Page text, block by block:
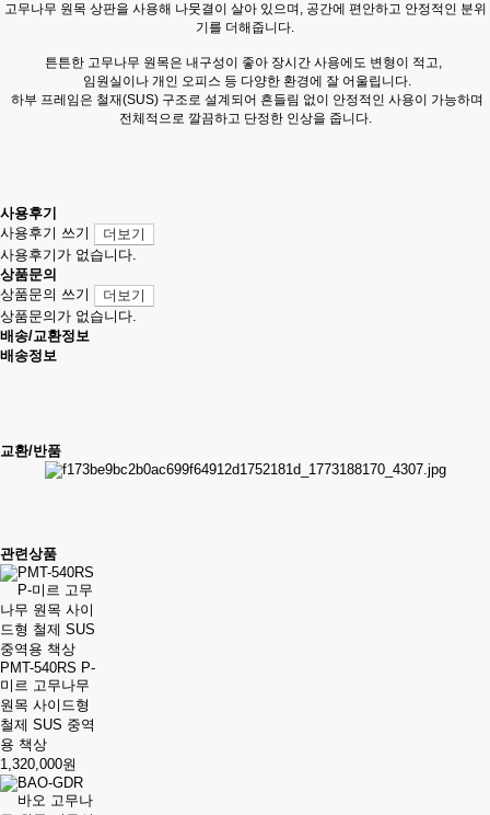
고무나무 원목 상판을 사용해 나뭇결이 살아 있으며, 공간에 편안하고 안정적인 분위
기를 더해줍니다.
튼튼한 고무나무 원목은 내구성이 좋아 장시간 사용에도 변형이 적고,
임원실이나 개인 오피스 등 다양한 환경에 잘 어울립니다.
하부 프레임은 철재(SUS) 구조로 설계되어 흔들림 없이 안정적인 사용이 가능하며
전체적으로 깔끔하고 단정한 인상을 줍니다.
사용후기
사용후기 쓰기
더보기
사용후기가 없습니다.
상품문의
상품문의 쓰기
더보기
상품문의가 없습니다.
배송/교환정보
배송정보
교환/반품
관련상품
PMT-540RS P-
미르 고무나무
원목 사이드형
철제 SUS 중역
용 책상
1,320,000원